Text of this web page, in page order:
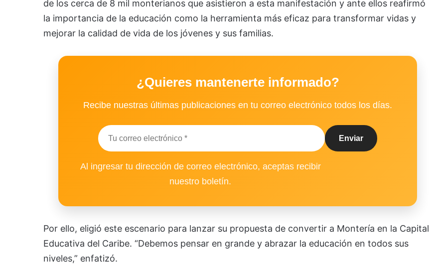
de los cerca de 8 mil monterianos que asistieron a esta manifestación y ante ellos reafirmó
la importancia de la educación como la herramienta más eficaz para transformar vidas y
mejorar la calidad de vida de los jóvenes y sus familias.
¿Quieres mantenerte informado?
Recibe nuestras últimas publicaciones en tu correo electrónico todos los días.
Al ingresar tu dirección de correo electrónico, aceptas recibir
nuestro boletín.
Por ello, eligió este escenario para lanzar su propuesta de convertir a Montería en la Capital
Educativa del Caribe. “Debemos pensar en grande y abrazar la educación en todos sus
niveles,” enfatizó.